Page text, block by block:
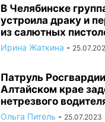
В Челябинске
устроила драку и
из салютных
Ирина Жаткина -
Патруль
Алтайском крае
нетрезвого
Ольга Питель - 25.07.2023